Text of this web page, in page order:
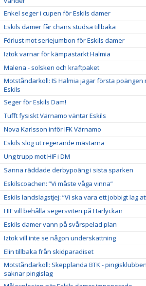
Enkel seger i cupen för Eskils damer
Eskils damer får chans studsa tillbaka
Förlust mot seriejumbon för Eskils damer
Iztok varnar för kämpastarkt Halmia
Malena - solsken och kraftpaket
Motståndarkoll: IS Halmia jagar första poängen
Eskils
Seger för Eskils Dam!
Tufft fysiskt Värnamo väntar Eskils
Nova Karlsson inför IFK Värnamo
Eskils slog ut regerande mästarna
Ung trupp mot HIF i DM
Sanna räddade derbypoäng i sista sparken
Eskilscoachen: ”Vi måste våga vinna”
Eskils landslagstjej: ”Vi ska vara ett jobbigt lag
HIF vill behålla segersviten på Harlyckan
Eskils damer vann på svårspelad plan
Iztok vill inte se någon underskattning
Elin tillbaka från skidparadiset
Motståndarkoll: Skepplanda BTK -
saknar pingislag